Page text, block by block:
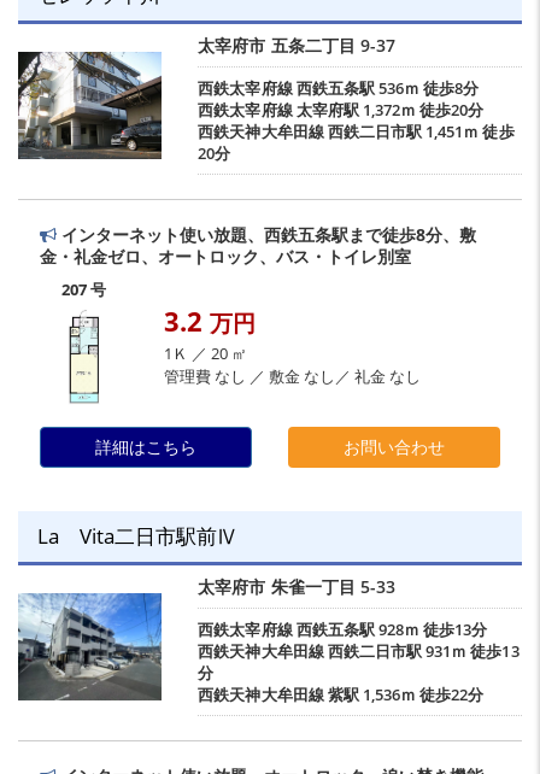
太宰府市 五条二丁目 9-37
西鉄太宰府線西鉄五条駅536ｍ 徒歩8分
西鉄太宰府線太宰府駅1,372ｍ 徒歩20分
西鉄天神大牟田線西鉄二日市駅 1,451ｍ 徒歩
20分
インターネット使い放題、西鉄五条駅まで徒歩8分、敷
金・礼金ゼロ、オートロック、バス・トイレ別室
207 号
3.2 万円
1Ｋ ／ 20 ㎡
管理費 なし ／ 敷金 なし／ 礼金 なし
詳細はこちら お問い合わせ
La Vita二日市駅前Ⅳ
太宰府市 朱雀一丁目 5-33
西鉄太宰府線西鉄五条駅928ｍ 徒歩13分
西鉄天神大牟田線西鉄二日市駅931ｍ 徒歩13
分
西鉄天神大牟田線紫駅1,536ｍ 徒歩22分